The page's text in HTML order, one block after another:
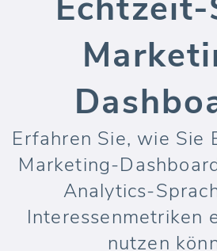
Erfahren Sie, wie Sie
Marketing-
Analytics-
Interessenmetriken
nutzen